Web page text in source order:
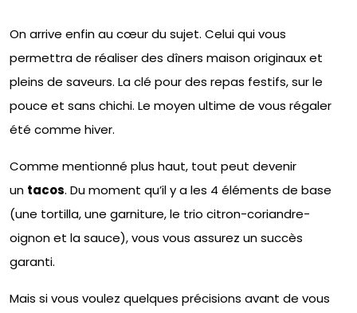
On arrive enfin au cœur du sujet. Celui qui vous
permettra de réaliser des dîners maison originaux et
pleins de saveurs. La clé pour des repas festifs, sur le
pouce et sans chichi. Le moyen ultime de vous régaler
été comme hiver.
Comme mentionné plus haut, tout peut devenir
un tacos. Du moment qu’il y a les 4 éléments de base
(une tortilla, une garniture, le trio citron-coriandre-
oignon et la sauce), vous vous assurez un succès
garanti.
Mais si vous voulez quelques précisions avant de vous